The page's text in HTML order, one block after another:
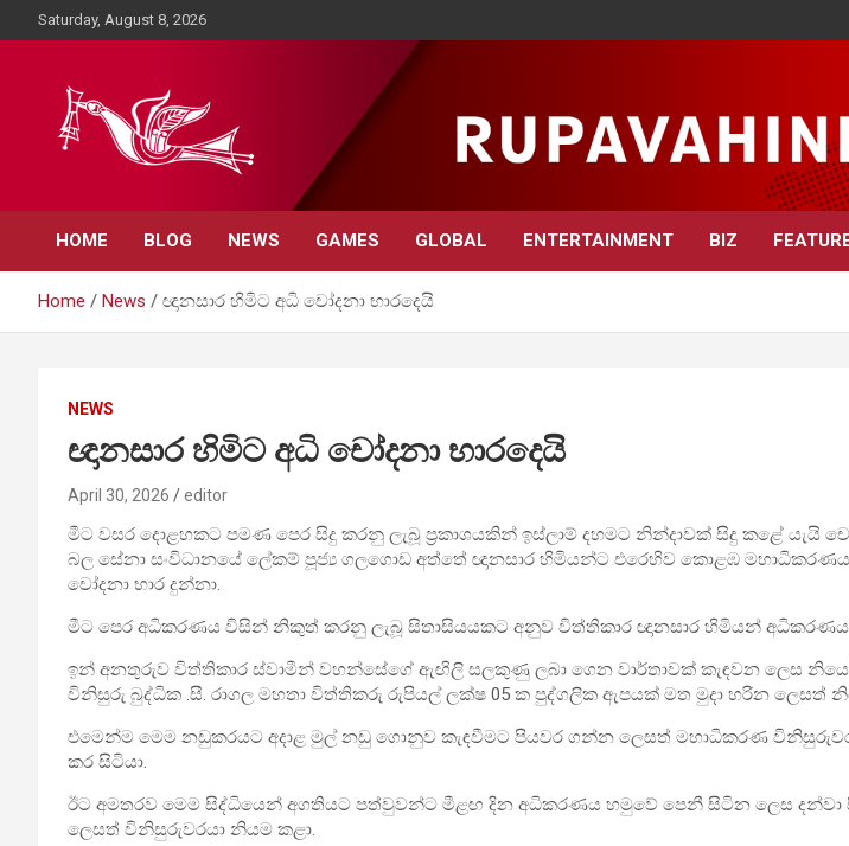
to
Saturday, August 8, 2026
Rupavahini News
HOME BLOG NEWS GAMES GLOBAL ENTERTAINMENT BIZ
Home News ඥානසාර හිමිට අධි චෝදනා භාරදෙයි
NEWS
ඥානසාර හිමිට අධි චෝදනා භාරදෙයි
April 30, 2026 editor
මීට වසර දොළහකට පමණ පෙර සිදු කරනු ලැබූ ප්‍රකාශයකින් ඉස්ලාම් දහමට නින්දාවක් සිදු කළේ යැයි
බල සේනා සංවිධානයේ ලේකම් පූජ්‍ය ගලගොඩ අත්තේ ඥානසාර හිමියන්ට එරෙහිව කොළඹ
චෝදනා භාර දුන්නා.
මීට පෙර අධිකරණය විසින් නිකුත් කරනු ලැබූ සිතාසියයකට අනුව විත්තිකාර ඥානසාර හිමියන් අධිකරණය
ඉන් අනතුරුව විත්තිකාර ස්වාමීන් වහන්සේගේ ඇඟිලි සලකුණු ලබා ගෙන වාර්තාවක් කැඳවන ලෙස
විනිසුරු බුද්ධික .සී. රාගල මහතා විත්තිකරු රුපියල් ලක්ෂ 05 ක පුද්ගලික ඇපයක් මත මුදා හරින ලෙසත්
එමෙන්ම මෙම නඩුකරයට අදාළ මුල් නඩු ගොනුව කැඳවීමට පියවර ගන්න ලෙසත් මහාධිකරණ
කර සිටියා.
ඊට අමතරව මෙම සිද්ධියෙන් අගතියට පත්වුවන්ට මීළඟ දින අධිකරණය හමුවේ පෙනී සිටින ලෙස
ලෙසත් විනිසුරුවරයා නියම කළා.